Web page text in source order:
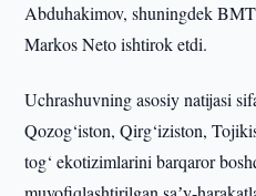
Abduhakimov, shuningdek
Markos Neto ishtirok etdi.
Uchrashuvning asosiy natijasi
Qozog‘iston, Qirg‘iziston,
tog‘ ekotizimlarini barqaror